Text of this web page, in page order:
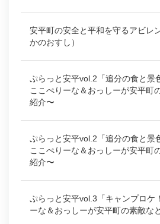
安平町の安全と平和を守るアビレ
かのおすし）
ぷらっと安平vol.2「追分の食と景
ここぺりーな＆おっしーが安平町
紹介〜
ぷらっと安平vol.2「追分の食と景
ここぺりーな＆おっしーが安平町
紹介〜
ぷらっと安平vol.3「キャンプロケ
ーな＆おっしーが安平町の素敵な